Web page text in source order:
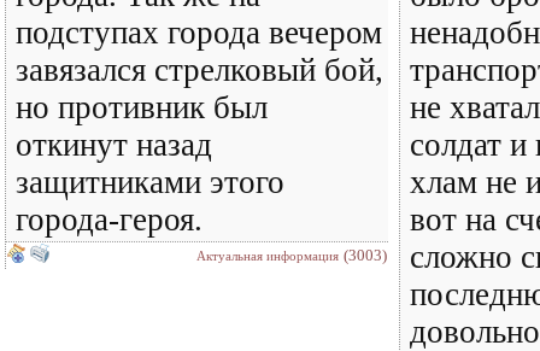
подступах города вечером
завязался стрелковый бой,
но противник был
откинут назад
защитниками этого
города-героя.
Актуальная информация (3003)
не
солдат и
хлам не
вот на
сложно